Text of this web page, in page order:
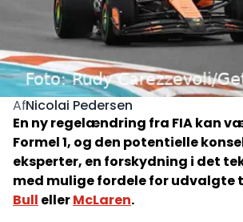
AfNicolai Pedersen
En ny regelændring fra FIA kan
Formel 1, og den potentielle
eksperter, en forskydning i det
med mulige fordele for udvalgte
Bull ellerMcLaren.